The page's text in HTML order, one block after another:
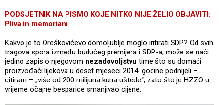
PODSJETNIK NA PISMO KOJE NITKO NIJE ŽELIO OBJAVITI:
Pliva in memoriam
Kakvo je to Oreškovićevo domoljublje moglo iritirati SDP? Od svih
tragova spora između budućeg premijera i SDP-a, može se naći
jedino zapis o njegovom nezadovoljstvu time što su domaći
proizvođači lijekova u deset mjeseci 2014. godine podnijeli –
citiram – „više od 200 milijuna kuna uštede“, zato što je HZZO u
vrijeme očajne besparice smanjivao cijene.